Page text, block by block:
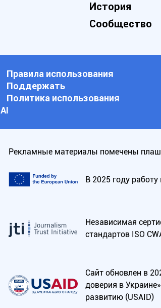
История
Сообщество
Правила использования
Поддержать
Политика использования
АI
Рекламные материалы помечены
В 2025 году
Независимая
стандартов ISO
Сайт обновлен в
доверия в
развитию (USAID)